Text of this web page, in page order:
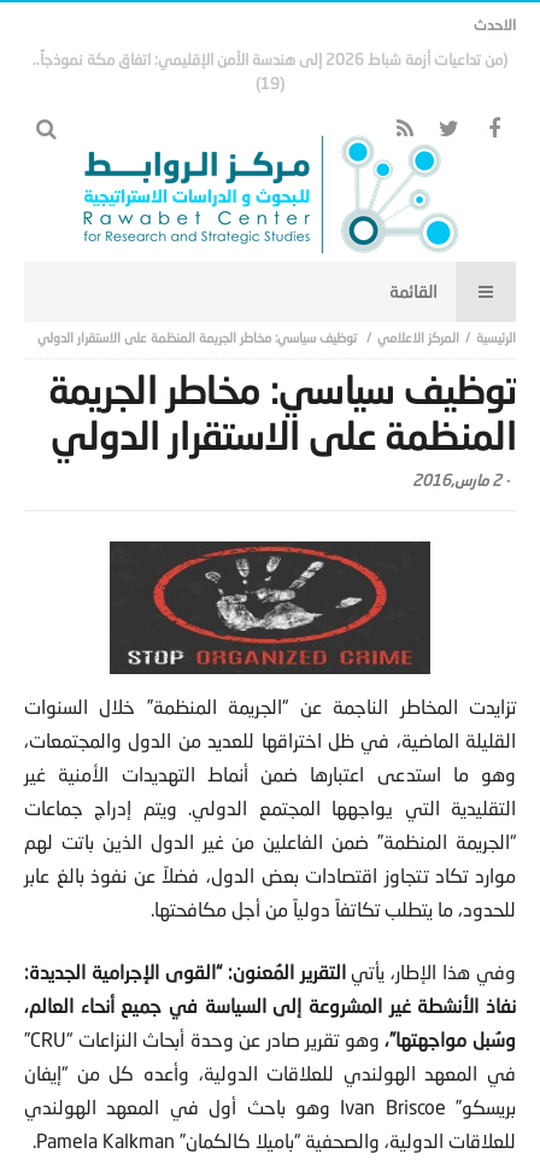
الاحدث
العراق… من اقتصاد النفط إلى اقتصاد الأرض: رؤية استراتيجية لبناء قطاع زراعي
وحيواني يقود التنمية المستدامة
المركز الاعلامي توظيف سياسي: مخاطر الجريمة المنظمة على الاستقرار الدولي
توظيف سياسي: مخاطر الجريمة
المنظمة على الاستقرار الدولي
-2 مارس,2016
تزايدت المخاطر الناجمة عن “الجريمة المنظمة” خلال السنوات
القليلة الماضية، في ظل اختراقها للعديد من الدول والمجتمعات،
وهو ما استدعى اعتبارها ضمن أنماط التهديدات الأمنية غير
التقليدية التي يواجهها المجتمع الدولي. ويتم إدراج جماعات
“الجريمة المنظمة” ضمن الفاعلين من غير الدول الذين باتت لهم
موارد تكاد تتجاوز اقتصادات بعض الدول، فضلاً عن نفوذ بالغ عابر
للحدود، ما يتطلب تكاتفاً دولياً من أجل مكافحتها.
وفي هذا الإطار، يأتيالتقرير المُعنون: “القوى الإجرامية الجديدة:
نفاذ الأنشطة غير المشروعة إلى السياسة في جميع أنحاء العالم،
وسُبل مواجهتها”،وهو تقرير صادر عن وحدة أبحاث النزاعات “CRU
”
في المعهد الهولندي للعلاقات الدولية، وأعده كل من “إيفان
بريسكو” Ivan Briscoe وهو باحث أول في المعهد الهولندي
للعلاقات الدولية، والصحفية “باميلا كالكمان” Pamela Kalkman
.